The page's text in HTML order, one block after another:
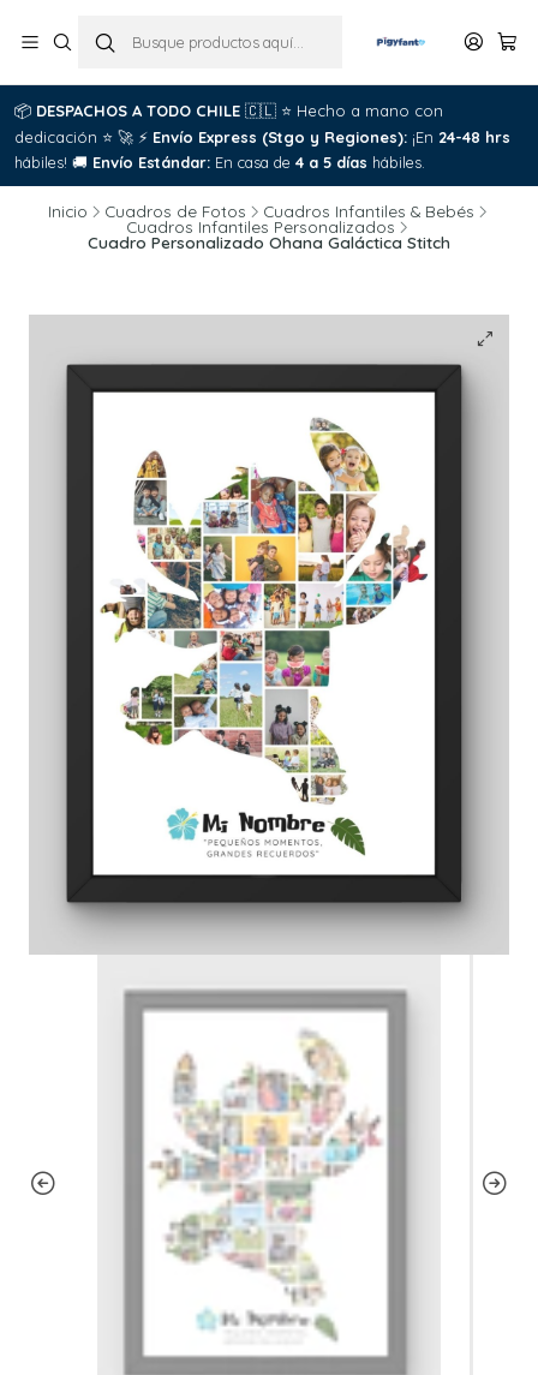
📦 DESPACHOS A TODO CHILE 🇨🇱 ⭐ Hecho a mano con
dedicación ⭐ 🚀 ⚡ Envío Express (Stgo y Regiones): ¡En 24-48 hrs
hábiles! 🚚 Envío Estándar: En casa de 4 a 5 días hábiles.
Inicio Cuadros de Fotos Cuadros Infantiles & Bebés
Cuadros Infantiles Personalizados
Cuadro Personalizado Ohana Galáctica Stitch